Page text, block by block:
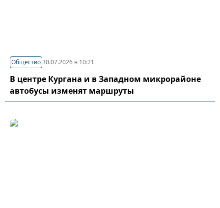
Общество30.07.2026 в 10:21
В центре Кургана и в Западном микрорайоне
автобусы изменят маршруты